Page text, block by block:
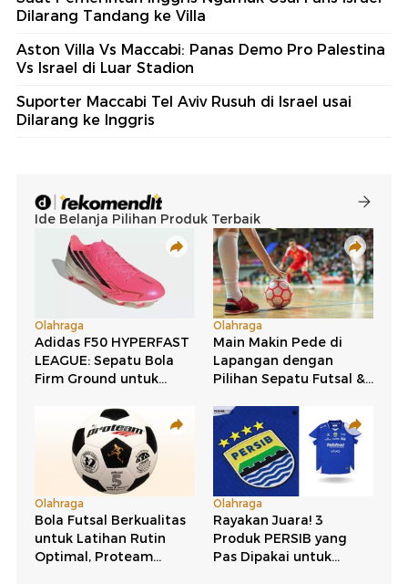
Dilarang Tandang ke Villa
Aston Villa Vs Maccabi: Panas Demo Pro Palestina
Vs Israel di Luar Stadion
Suporter Maccabi Tel Aviv Rusuh di Israel usai
Dilarang ke Inggris